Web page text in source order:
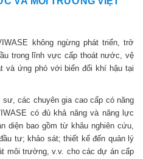
không ngừng phát triển, trở
trong lĩnh vực cấp thoát nước, vệ
và ứng phó với biến đổi khí hậu tại
các chuyên gia cao cấp có năng
có đủ khả năng và năng lực
diện bao gồm từ khâu nghiên cứu,
tư; khảo sát; thiết kế đến quản lý
môi trường, v.v. cho các dự án cấp